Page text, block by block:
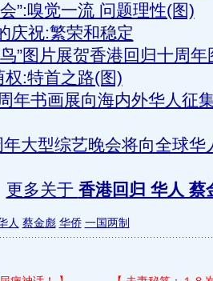
”:嗅觉一流 问题理性(图)
庆祝:繁荣和稳定
”图片展贺香港回归十周年
:特首之路(图)
年书画展向海内外华人征
大型综艺晚会将向全球华
更多关于 香港回归 华人 蔡
人 蔡金彪 华侨 一国两制